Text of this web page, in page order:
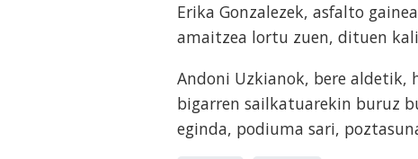
Erika Gonzalezek, asfalto
amaitzea lortu zuen, dituen
Andoni Uzkianok, bere
bigarren sailkatuarekin buruz
eginda, podiuma sari,